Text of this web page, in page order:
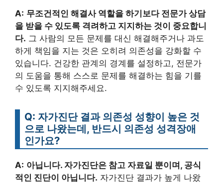
A: 무조건적인 해결사 역할을 하기보다 전문가 상담
을 받을 수 있도록 격려하고 지지하는 것이 중요합니
다. 그 사람의 모든 문제를 대신 해결해주거나 과도
하게 책임을 지는 것은 오히려 의존성을 강화할 수
있습니다. 건강한 관계의 경계를 설정하고, 전문가
의 도움을 통해 스스로 문제를 해결하는 힘을 기를
수 있도록 지지해주세요.
Q: 자가진단 결과 의존성 성향이 높은 것
으로 나왔는데, 반드시 의존성 성격장애
인가요?
A: 아닙니다. 자가진단은 참고 자료일 뿐이며, 공식
적인 진단이 아닙니다. 자가진단 결과가 높게 나왔